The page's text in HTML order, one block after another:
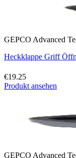
GEPCO Advanced
Heckklappe Griff
€19.25
Produkt ansehen
GEPCO Advanced